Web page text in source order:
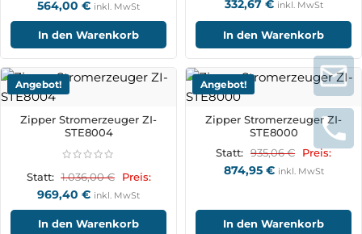
564,00 € inkl. MwSt
In den Warenkorb
332,67 € inkl. MwSt
In den Warenkorb
Angebot!
Zipper Stromerzeuger ZI-
STE8004
Statt: 1.036,00€ Preis:
969,40 € inkl. MwSt
In den Warenkorb
Angebot!
Zipper Stromerzeuger ZI-
STE8000
Statt: 935,06€ Preis:
874,95 € inkl. MwSt
In den Warenkorb